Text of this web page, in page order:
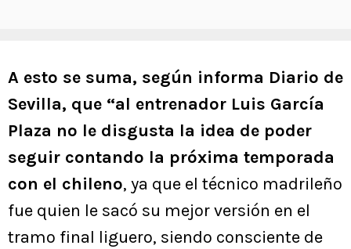
A esto se suma, según informa Diario de
Sevilla, que “al entrenador Luis García
Plaza no le disgusta la idea de poder
seguir contando la próxima temporada
con el chileno, ya que el técnico madrileño
fue quien le sacó su mejor versión en el
tramo final liguero, siendo consciente de